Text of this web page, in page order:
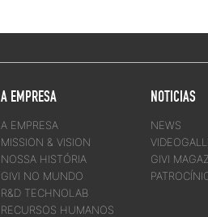
A EMPRESA
A EMPRESA
MISSION & VISION
NOSSA HISTÓRIA
GIVI NO MUNDO
R&D TECHNOLAB
RECURSOS HUMANOS
NOTICIAS
NEWS
GIVI